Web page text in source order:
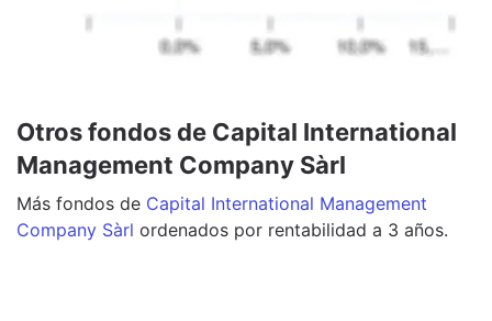
Otros fondos de Capital International
Management Company Sàrl
Más fondos de Capital International Management
Company Sàrl ordenados por rentabilidad a 3 años.